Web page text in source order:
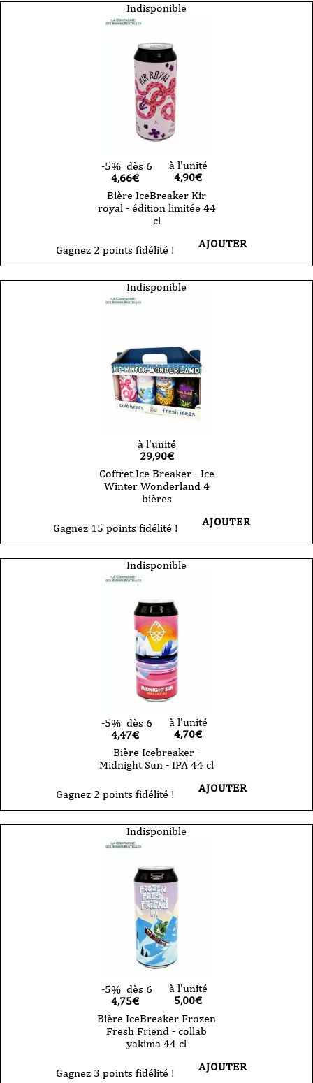
Indisponible
-5% dès 6
4,66€
à l'unité
4,90€
Bière IceBreaker Kir
royal - édition limitée 44
cl
Gagnez 2 points fidélité ! AJOUTER
Indisponible
à l'unité
29,90€
Coffret Ice Breaker - Ice
Winter Wonderland 4
bières
Gagnez 15 points fidélité ! AJOUTER
Indisponible
-5% dès 6
4,47€
à l'unité
4,70€
Bière Icebreaker -
Midnight Sun - IPA 44 cl
Gagnez 2 points fidélité ! AJOUTER
Indisponible
-5% dès 6
4,75€
à l'unité
5,00€
Bière IceBreaker Frozen
Fresh Friend - collab
yakima 44 cl
Gagnez 3 points fidélité ! AJOUTER